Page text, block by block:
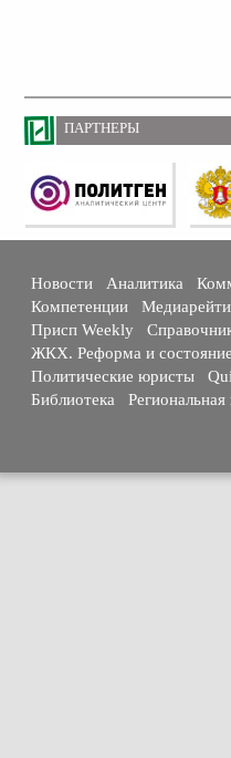
ПАРТНЕРЫ
Новости Аналитика
Компетенции
Присп Weekly
ЖКХ. Реформа и состояние
Политические юристы
Библиотека
Региональная